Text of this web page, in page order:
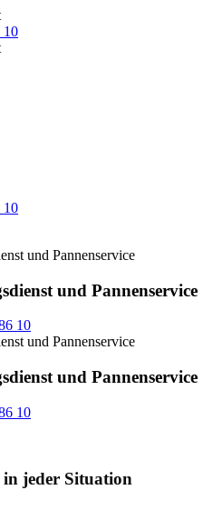
10
10
und Pannenservice
10
und Pannenservice
10
jeder Situation